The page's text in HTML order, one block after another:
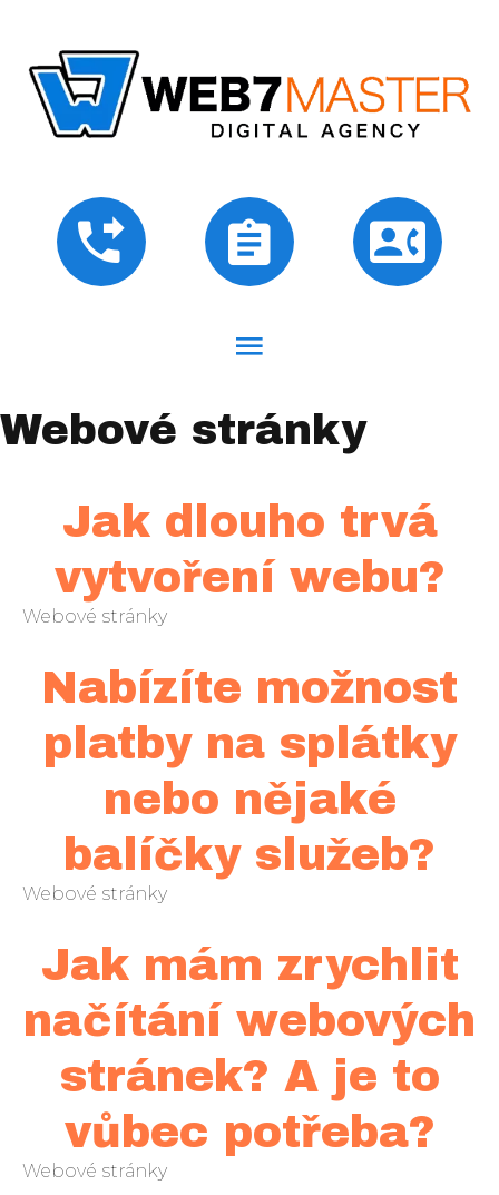
Webové stránky
Jak dlouho trvá
vytvoření webu?
Webové stránky
Nabízíte možnost
platby na splátky
nebo nějaké
balíčky služeb?
Webové stránky
Jak mám zrychlit
načítání webových
stránek? A je to
vůbec potřeba?
Webové stránky